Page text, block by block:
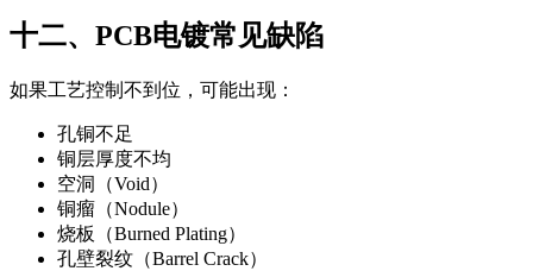
十二、PCB电镀常见缺陷
如果工艺控制不到位，可能出现：
孔铜不足
铜层厚度不均
空洞（Void）
铜瘤（Nodule）
烧板（Burned Plating）
孔壁裂纹（Barrel Crack）